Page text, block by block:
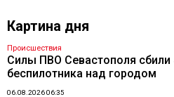
Картина дня
Происшествия
Силы ПВО Севастополя сбили
беспилотника над городом
06.08.2026 06:35